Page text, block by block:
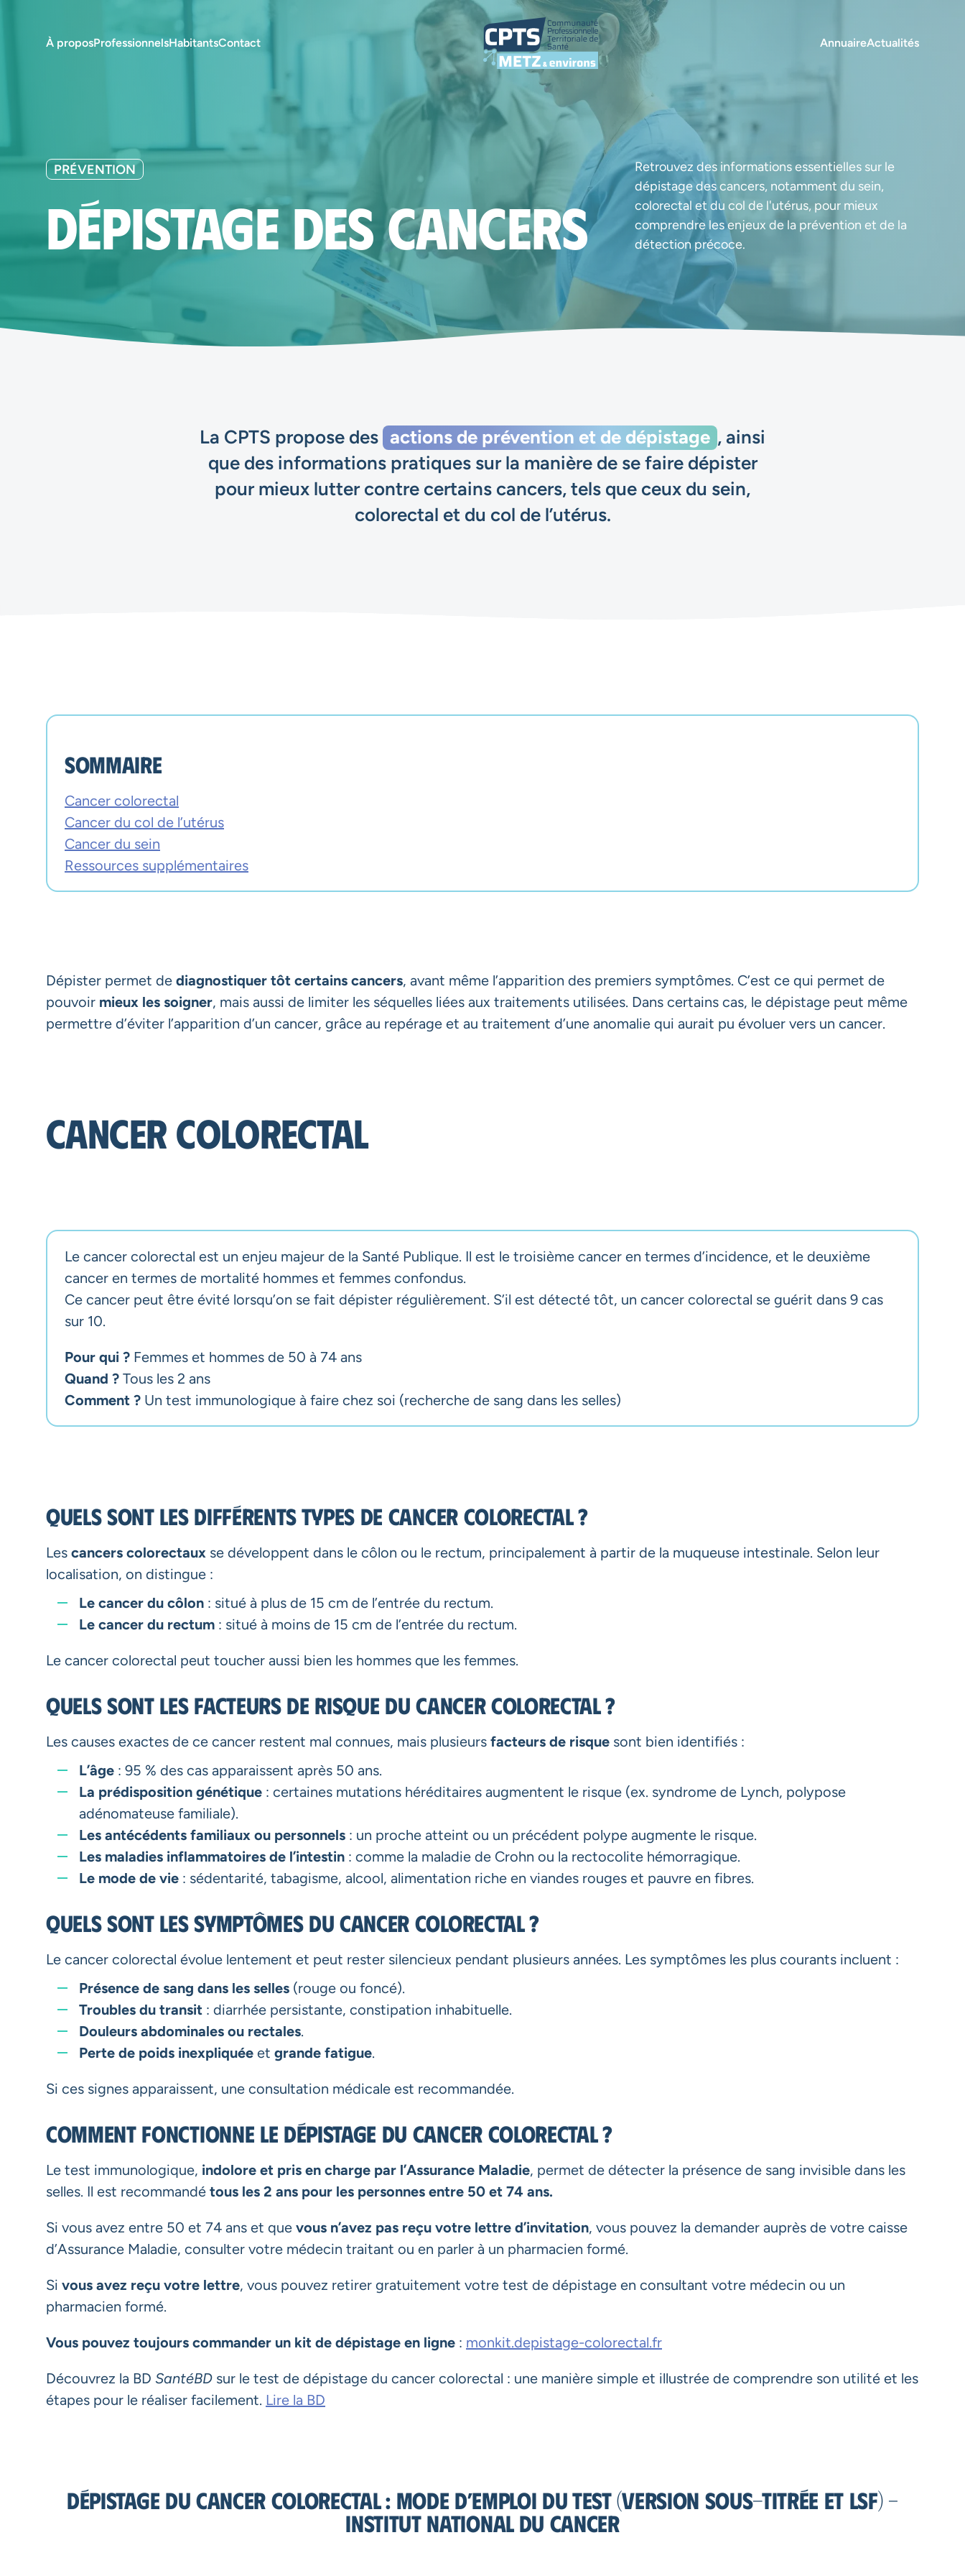
À proposProfessionnelsHabitantsContact AnnuaireActualités
PRÉVENTION
Dépistage des cancers
Retrouvez des informations essentielles sur le
dépistage des cancers, notamment du sein,
colorectal et du col de l'utérus, pour mieux
comprendre les enjeux de la prévention et de la
détection précoce.
La CPTS propose des actions de prévention et de dépistage , ainsi
que des informations pratiques sur la manière de se faire dépister
pour mieux lutter contre certains cancers, tels que ceux du sein,
colorectal et du col de l’utérus.
Sommaire
Cancer colorectal
Cancer du col de l’utérus
Cancer du sein
Ressources supplémentaires
Dépister permet de diagnostiquer tôt certains cancers, avant même l’apparition des premiers symptômes. C’est ce qui permet de
pouvoir mieux les soigner, mais aussi de limiter les séquelles liées aux traitements utilisées. Dans certains cas, le dépistage peut même
permettre d’éviter l’apparition d’un cancer, grâce au repérage et au traitement d’une anomalie qui aurait pu évoluer vers un cancer.
Cancer colorectal
Le cancer colorectal est un enjeu majeur de la Santé Publique. Il est le troisième cancer en termes d’incidence, et le deuxième
cancer en termes de mortalité hommes et femmes confondus.
Ce cancer peut être évité lorsqu’on se fait dépister régulièrement. S’il est détecté tôt, un cancer colorectal se guérit dans 9 cas
sur 10.
Pour qui ? Femmes et hommes de 50 à 74 ans
Quand ? Tous les 2 ans
Comment ? Un test immunologique à faire chez soi (recherche de sang dans les selles)
Quels sont les différents types de cancer colorectal ?
Les cancers colorectaux se développent dans le côlon ou le rectum, principalement à partir de la muqueuse intestinale. Selon leur
localisation, on distingue :
Le cancer du côlon : situé à plus de 15 cm de l’entrée du rectum.
Le cancer du rectum : situé à moins de 15 cm de l’entrée du rectum.
Le cancer colorectal peut toucher aussi bien les hommes que les femmes.
Quels sont les facteurs de risque du cancer colorectal ?
Les causes exactes de ce cancer restent mal connues, mais plusieurs facteurs de risque sont bien identifiés :
L’âge : 95 % des cas apparaissent après 50 ans.
La prédisposition génétique : certaines mutations héréditaires augmentent le risque (ex. syndrome de Lynch, polypose
adénomateuse familiale).
Les antécédents familiaux ou personnels : un proche atteint ou un précédent polype augmente le risque.
Les maladies inflammatoires de l’intestin : comme la maladie de Crohn ou la rectocolite hémorragique.
Le mode de vie : sédentarité, tabagisme, alcool, alimentation riche en viandes rouges et pauvre en fibres.
Quels sont les symptômes du cancer colorectal ?
Le cancer colorectal évolue lentement et peut rester silencieux pendant plusieurs années. Les symptômes les plus courants incluent :
Présence de sang dans les selles (rouge ou foncé).
Troubles du transit : diarrhée persistante, constipation inhabituelle.
Douleurs abdominales ou rectales.
Perte de poids inexpliquée et grande fatigue.
Si ces signes apparaissent, une consultation médicale est recommandée.
Comment fonctionne le dépistage du cancer colorectal ?
Le test immunologique, indolore et pris en charge par l’Assurance Maladie, permet de détecter la présence de sang invisible dans les
selles. Il est recommandé tous les 2 ans pour les personnes entre 50 et 74 ans.
Si vous avez entre 50 et 74 ans et que vous n’avez pas reçu votre lettre d’invitation, vous pouvez la demander auprès de votre caisse
d’Assurance Maladie, consulter votre médecin traitant ou en parler à un pharmacien formé.
Si vous avez reçu votre lettre, vous pouvez retirer gratuitement votre test de dépistage en consultant votre médecin ou un
pharmacien formé.
Vous pouvez toujours commander un kit de dépistage en ligne : monkit.depistage-colorectal.fr
Découvrez la BD SantéBD sur le test de dépistage du cancer colorectal : une manière simple et illustrée de comprendre son utilité et les
étapes pour le réaliser facilement. Lire la BD
Dépistage du cancer colorectal : mode d’emploi du test (version sous-titrée et LSF) –
Institut national du cancer